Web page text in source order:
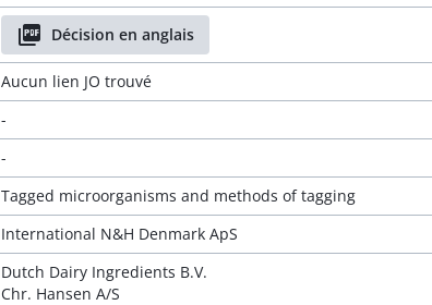
Décision en anglais
Aucun lien JO trouvé
-
-
Tagged microorganisms and methods of tagging
International N&H Denmark ApS
Dutch Dairy Ingredients B.V.
Chr. Hansen A/S